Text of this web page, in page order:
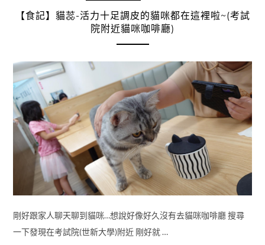
【食記】貓蕊-活力十足調皮的貓咪都在這裡啦~(考試
院附近貓咪咖啡廳)
剛好跟家人聊天聊到貓咪…想說好像好久沒有去貓咪咖啡廳 搜尋
一下發現在考試院(世新大學)附近 剛好就 …